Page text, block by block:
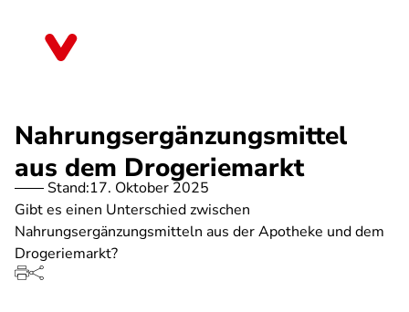
Nahrungsergänzungsmittel
aus dem Drogeriemarkt
Stand:17. Oktober 2025
Gibt es einen Unterschied zwischen
Nahrungsergänzungsmitteln aus der Apotheke und dem
Drogeriemarkt?